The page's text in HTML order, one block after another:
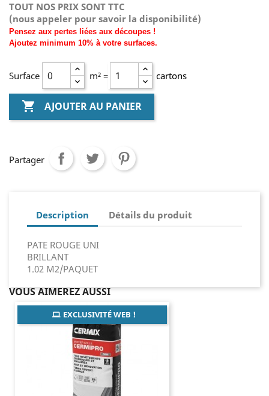
TOUT NOS PRIX SONT TTC
(nous appeler pour savoir la disponibilité)
Pensez aux pertes liées aux découpes !
Ajoutez minimum 10% à votre surfaces.
Surface m² = cartons
 AJOUTER AU PANIER
Partager
Description Détails du produit
PATE ROUGE UNI
BRILLANT
1.02 M2/PAQUET
VOUS AIMEREZ AUSSI
EXCLUSIVITÉ WEB !